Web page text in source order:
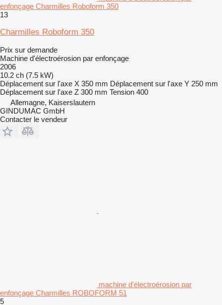
enfonçage Charmilles Roboform 350
13
Charmilles Roboform 350
Prix sur demande
Machine d'électroérosion par enfonçage
2006
10.2 ch (7.5 kW)
Déplacement sur l'axe X 350 mm Déplacement sur l'axe Y 250 mm
Déplacement sur l'axe Z 300 mm Tension 400
Allemagne, Kaiserslautern
GINDUMAC GmbH
Contacter le vendeur
machine d'électroérosion par
enfonçage Charmilles ROBOFORM 51
5